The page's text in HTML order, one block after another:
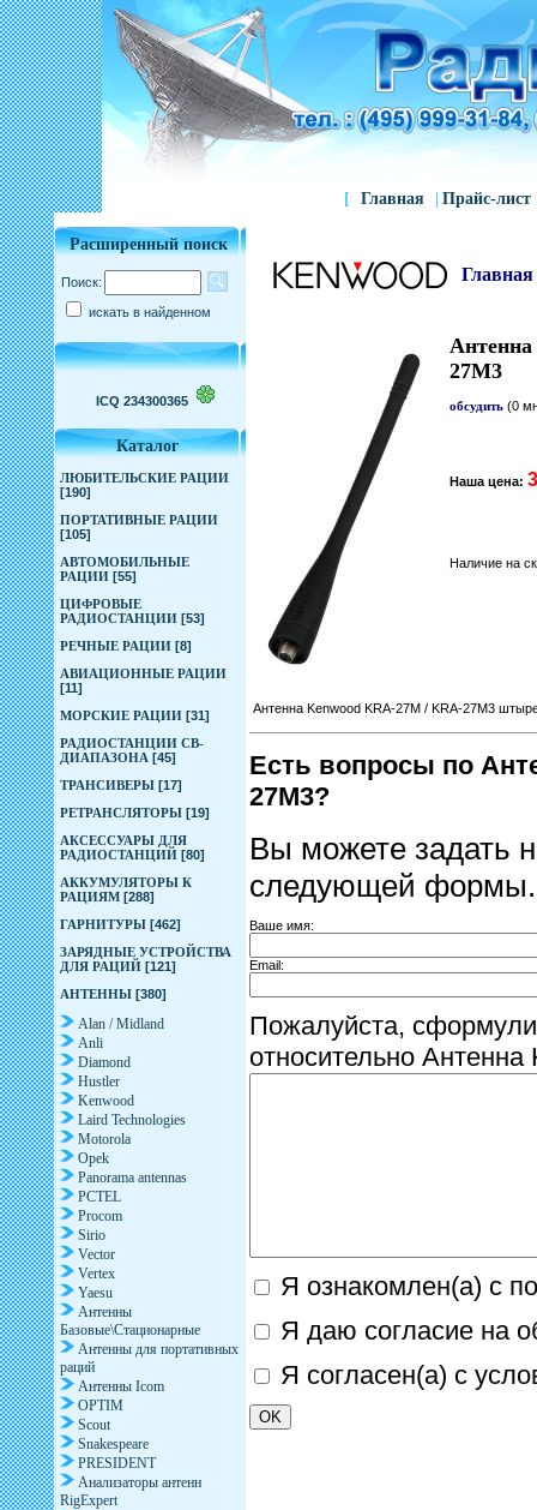
[ Главная Прайс-лист
Расширенный поиск
Поиск:
искать в найденном
ICQ 234300365
Каталог
ЛЮБИТЕЛЬСКИЕ РАЦИИ
[190]
ПОРТАТИВНЫЕ РАЦИИ
[105]
АВТОМОБИЛЬНЫЕ
РАЦИИ [55]
ЦИФРОВЫЕ
РАДИОСТАНЦИИ [53]
РЕЧНЫЕ РАЦИИ [8]
АВИАЦИОННЫЕ РАЦИИ
[11]
МОРСКИЕ РАЦИИ [31]
РАДИОСТАНЦИИ CB-
ДИАПАЗОНА [45]
ТРАНСИВЕРЫ [17]
РЕТРАНСЛЯТОРЫ [19]
АКСЕССУАРЫ ДЛЯ
РАДИОСТАНЦИЙ [80]
АККУМУЛЯТОРЫ К
РАЦИЯМ [288]
ГАРНИТУРЫ [462]
ЗАРЯДНЫЕ УСТРОЙСТВА
ДЛЯ РАЦИЙ [121]
АНТЕННЫ [380]
Alan / Midland
Anli
Diamond
Hustler
Kenwood
Laird Technologies
Motorola
Opek
Panorama antennas
PCTEL
Procom
Sirio
Vector
Vertex
Yaesu
Антенны
Базовые\Стационарные
Антенны для портативных
раций
Антенны Icom
OPTIM
Scout
Snakespeare
PRESIDENT
Анализаторы антенн
RigExpert
Главная
27M3
обсудить (0
Наша цена:
Наличие на
Антенна Kenwood KRA-27M / KRA-27M3
Есть вопросы по
27M3?
Вы можете задать
следующей формы.
Ваше имя:
Email:
Пожалуйста,
относительно
Я ознакомлен(а) с
Я даю согласие на
Я согласен(а) с